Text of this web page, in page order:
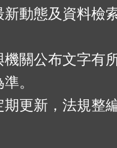
動態及資料檢
關公布文字有
。
更新，法規整